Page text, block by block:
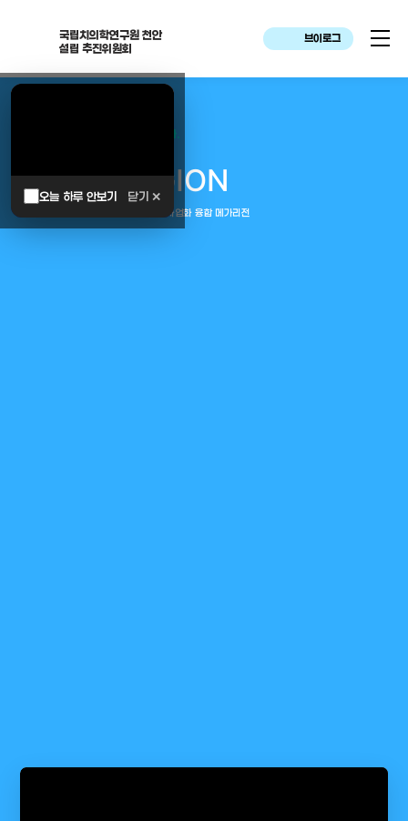
국립치의학연구원 천안
설립 추진위원회
브이로그
오늘 하루 안보기 닫기 ✕
대한민국은 두번이나 약속하였습니다.
MEGAREGION
중부권 전체를 잇는 연구–임상–평가–사업화 융합 메가리전